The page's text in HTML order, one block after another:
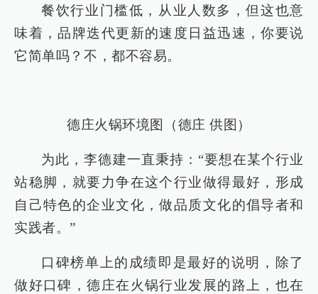
餐饮行业门槛低，从业人数多，但这也意
味着，品牌迭代更新的速度日益迅速，你要说
它简单吗？不，都不容易。
德庄火锅环境图（德庄 供图）
为此，李德建一直秉持：“要想在某个行业
站稳脚，就要力争在这个行业做得最好，形成
自己特色的企业文化，做品质文化的倡导者和
实践者。”
口碑榜单上的成绩即是最好的说明，除了
做好口碑，德庄在火锅行业发展的路上，也在